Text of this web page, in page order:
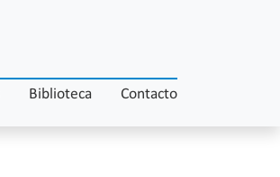
Biblioteca Contacto